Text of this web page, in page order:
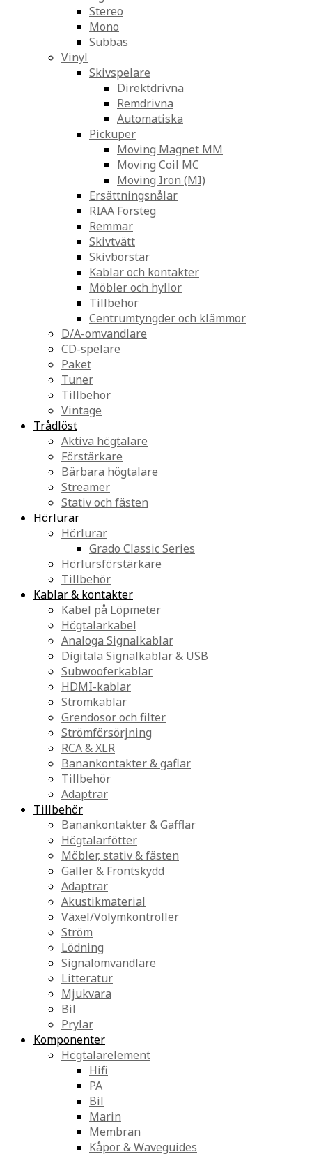
Stereo
Mono
Subbas
Vinyl
Skivspelare
Direktdrivna
Remdrivna
Automatiska
Pickuper
Moving Magnet MM
Moving Coil MC
Moving Iron (MI)
Ersättningsnålar
RIAA Försteg
Remmar
Skivtvätt
Skivborstar
Kablar och kontakter
Möbler och hyllor
Tillbehör
Centrumtyngder och klämmor
D/A-omvandlare
CD-spelare
Paket
Tuner
Tillbehör
Vintage
Trådlöst
Aktiva högtalare
Förstärkare
Bärbara högtalare
Streamer
Stativ och fästen
Hörlurar
Hörlurar
Grado Classic Series
Hörlursförstärkare
Tillbehör
Kablar & kontakter
Kabel på Löpmeter
Högtalarkabel
Analoga Signalkablar
Digitala Signalkablar & USB
Subwooferkablar
HDMI-kablar
Strömkablar
Grendosor och filter
Strömförsörjning
RCA & XLR
Banankontakter & gaflar
Tillbehör
Adaptrar
Tillbehör
Banankontakter & Gafflar
Högtalarfötter
Möbler, stativ & fästen
Galler & Frontskydd
Adaptrar
Akustikmaterial
Växel/Volymkontroller
Ström
Lödning
Signalomvandlare
Litteratur
Mjukvara
Bil
Prylar
Komponenter
Högtalarelement
Hifi
PA
Bil
Marin
Membran
Kåpor & Waveguides